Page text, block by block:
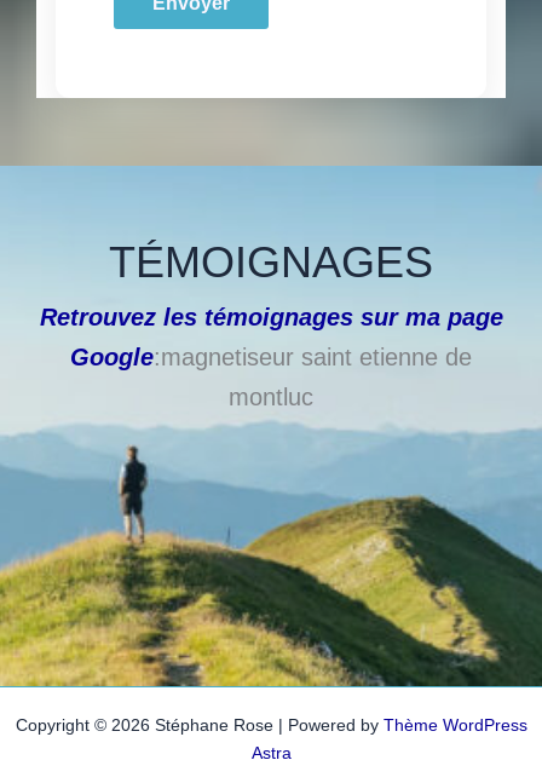
TÉMOIGNAGES
Retrouvez les témoignages sur ma page
Google:magnetiseur saint etienne de
montluc
Copyright © 2026 Stéphane Rose | Powered by Thème WordPress
Astra